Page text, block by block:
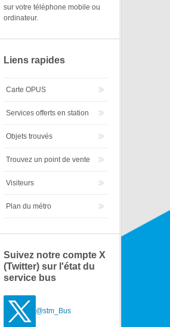
sur votre téléphone mobile ou
ordinateur.
Liens rapides
Carte OPUS
Services offerts en station
Objets trouvés
Trouvez un point de vente
Visiteurs
Plan du métro
Suivez notre compte X
(Twitter) sur l'état du
service bus
@stm_Bus